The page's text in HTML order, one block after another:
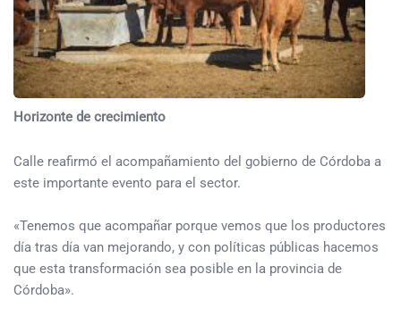
Horizonte de crecimiento
Calle reafirmó el acompañamiento del gobierno de Córdoba a
este importante evento para el sector.
«Tenemos que acompañar porque vemos que los productores
día tras día van mejorando, y con políticas públicas hacemos
que esta transformación sea posible en la provincia de
Córdoba».